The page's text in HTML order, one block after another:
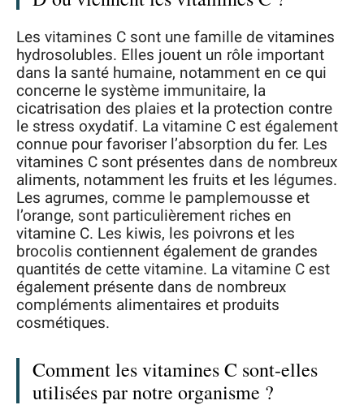
Les vitamines C sont une famille de vitamines
hydrosolubles. Elles jouent un rôle important
dans la santé humaine, notamment en ce qui
concerne le système immunitaire, la
cicatrisation des plaies et la protection contre
le stress oxydatif. La vitamine C est également
connue pour favoriser l’absorption du fer. Les
vitamines C sont présentes dans de nombreux
aliments, notamment les fruits et les légumes.
Les agrumes, comme le pamplemousse et
l’orange, sont particulièrement riches en
vitamine C. Les kiwis, les poivrons et les
brocolis contiennent également de grandes
quantités de cette vitamine. La vitamine C est
également présente dans de nombreux
compléments alimentaires et produits
cosmétiques.
Comment les vitamines C sont-elles
utilisées par notre organisme ?